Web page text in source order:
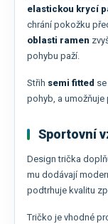
elastickou krycí
chrání pokožku
oblasti ramen
pohybu paží.
Střih semi fitted
pohyb, a umožňuje
Sportovní
Design trička
mu dodávají
podtrhuje kvalitu
Tričko je vhodné